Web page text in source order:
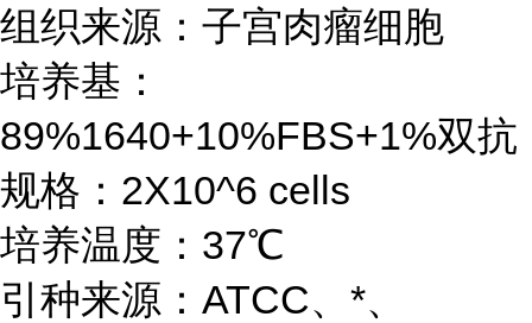
组织来源：子宫肉瘤细胞
培养基：
89%1640+10%FBS+1%双抗
规格：2X10^6 cells
培养温度：37℃
引种来源：ATCC、*、